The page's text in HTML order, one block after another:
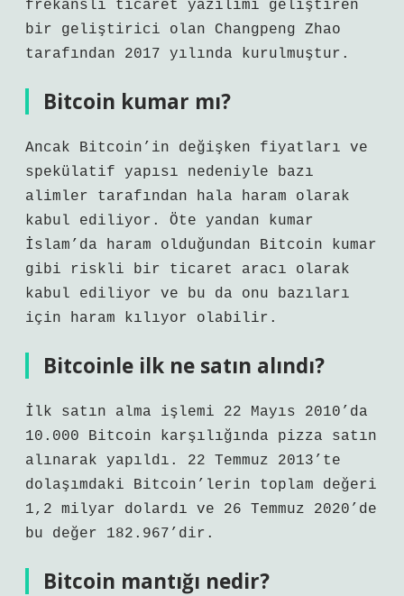
frekanslı ticaret yazılımı geliştiren
bir geliştirici olan Changpeng Zhao
tarafından 2017 yılında kurulmuştur.
Bitcoin kumar mı?
Ancak Bitcoin’in değişken fiyatları ve
spekülatif yapısı nedeniyle bazı
alimler tarafından hala haram olarak
kabul ediliyor. Öte yandan kumar
İslam’da haram olduğundan Bitcoin kumar
gibi riskli bir ticaret aracı olarak
kabul ediliyor ve bu da onu bazıları
için haram kılıyor olabilir.
Bitcoinle ilk ne satın alındı?
İlk satın alma işlemi 22 Mayıs 2010’da
10.000 Bitcoin karşılığında pizza satın
alınarak yapıldı. 22 Temmuz 2013’te
dolaşımdaki Bitcoin’lerin toplam değeri
1,2 milyar dolardı ve 26 Temmuz 2020’de
bu değer 182.967’dir.
Bitcoin mantığı nedir?